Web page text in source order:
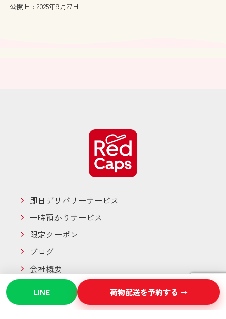
公開日 : 2025年9月27日
即日デリバリーサービス
一時預かりサービス
限定クーポン
ブログ
会社概要
宿泊施設の方へ
LINE 荷物配送を予約する →